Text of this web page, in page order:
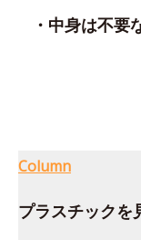
・中身は不要
Column
プラスチックを